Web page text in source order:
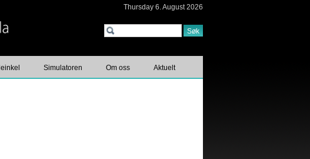
Thursday 6. August 2026
Søk
Simulatoren Om oss Aktuelt